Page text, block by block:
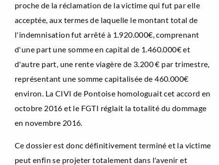
proche de la réclamation de la victime qui fut par elle
acceptée, aux termes de laquelle le montant total de
l'indemnisation fut arrêté à 1.920.000€, comprenant
d'une part une somme en capital de 1.460.000€ et
d'autre part, une rente viagère de 3.200 € par trimestre,
représentant une somme capitalisée de 460.000€
environ. La CIVI de Pontoise homologuait cet accord en
octobre 2016 et le FGTI réglait la totalité du dommage
en novembre 2016.
Ce dossier est donc définitivement terminé et la victime
peut enfin se projeter totalement dans l'avenir et